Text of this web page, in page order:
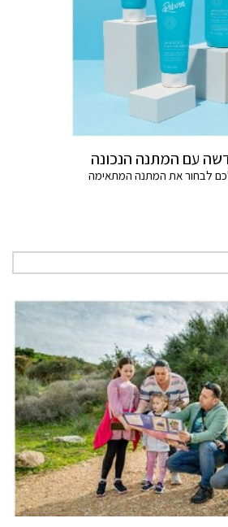
עם המתנה הנכונה
לכם לבחור את המתנה המתאימה